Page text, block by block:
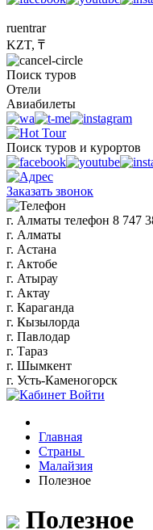
ruentrar
KZT, ₸
Поиск туров
Отели
Авиабилеты
Поиск туров и курортов
Заказать звонок
г. Алматы телефон 8 747
г. Алматы
г. Астана
г. Актобе
г. Атырау
г. Актау
г. Караганда
г. Кызылорда
г. Павлодар
г. Тараз
г. Шымкент
г. Усть-Каменогорск
Войти
Главная
Страны
Малайзия
Полезное
Полезное